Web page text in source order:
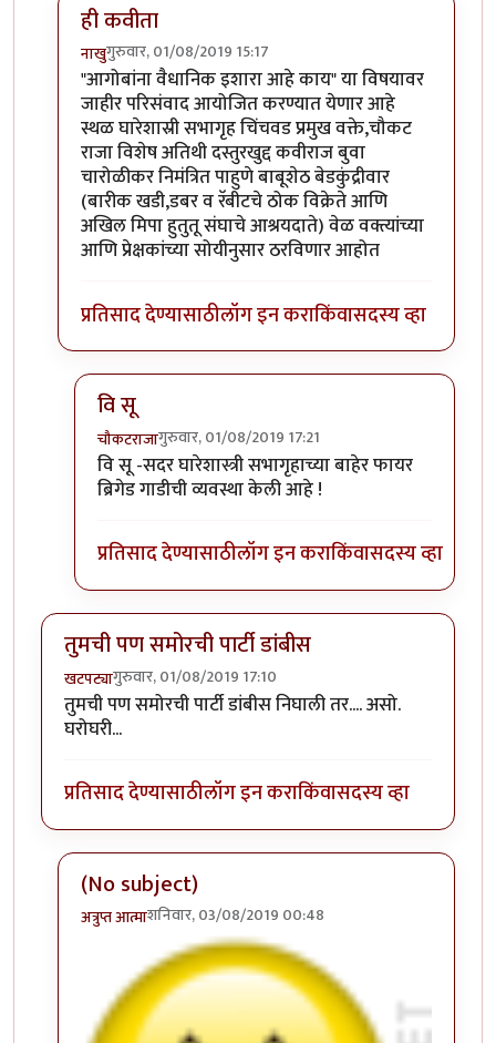
ही कवीता
नाखुगुरुवार, 01/08/2019 15:17
In reply toआगोबांना त्याच्याच गल्लीतbyकंजूस
"आगोबांना वैधानिक इशारा आहे काय" या विषयावर
जाहीर परिसंवाद आयोजित करण्यात येणार आहे
स्थळ घारेशास्री सभागृह चिंचवड प्रमुख वक्ते,चौकट
राजा विशेष अतिथी दस्तुरखुद्द कवीराज बुवा
चारोळीकर निमंत्रित पाहुणे बाबूशेठ बेडकुंद्रीवार
(बारीक खडी,डबर व रॅबीटचे ठोक विक्रेते आणि
अखिल मिपा हुतुतू संघाचे आश्रयदाते) वेळ वक्त्यांच्या
आणि प्रेक्षकांच्या सोयीनुसार ठरविणार आहोत
प्रतिसाद देण्यासाठीलॉग इन कराकिंवासदस्य व्हा
वि सू
चौकटराजागुरुवार, 01/08/2019 17:21
In reply toही कवीताbyनाखु
वि सू -सदर घारेशास्त्री सभागृहाच्या बाहेर फायर
ब्रिगेड गाडीची व्यवस्था केली आहे !
प्रतिसाद देण्यासाठीलॉग इन कराकिंवासदस्य व्हा
तुमची पण समोरची पार्टी डांबीस
खटपट्यागुरुवार, 01/08/2019 17:10
तुमची पण समोरची पार्टी डांबीस निघाली तर.... असो.
घरोघरी...
प्रतिसाद देण्यासाठीलॉग इन कराकिंवासदस्य व्हा
(No subject)
अत्रुप्त आत्माशनिवार, 03/08/2019 00:48
तुमची पण समोरची पार्टी डांबीस